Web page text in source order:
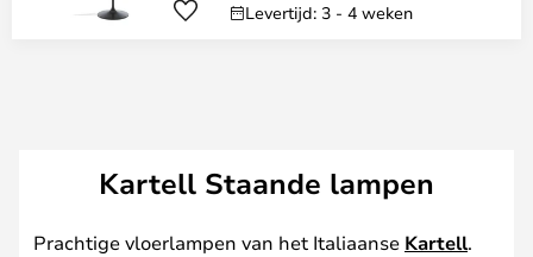
Levertijd: 3 - 4 weken
Kartell Staande lampen
Prachtige vloerlampen van het Italiaanse Kartell.